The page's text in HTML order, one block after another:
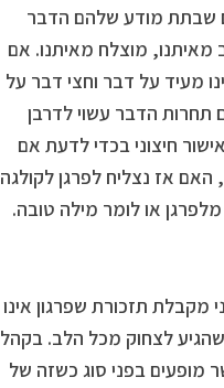
שבתת מודע שלהם הדבר
מוצלח מאיתנו. אם
מעיד על דבר וחצי דבר על
תחרות הדבר עשוי לדרבן
חיצוני בכדי לדעת אם
אז נצליח לפרגן לקולגה
או לומר מילה טובה.
מקבלת תזכורת שפרגון אינו
שהגיע לצחוק מכל הלב. בקהל
מופעים בפני סוג כשזה של